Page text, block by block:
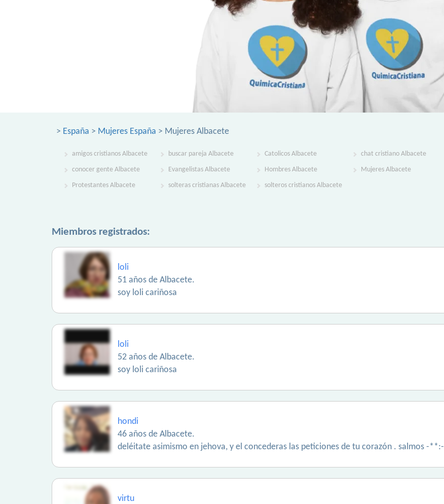
> España > Mujeres España > Mujeres Albacete
amigos cristianos Albacete buscar pareja Albacete Catolicos Albacete chat cristiano Albacete
conocer gente Albacete Evangelistas Albacete Hombres Albacete Mujeres Albacete
Protestantes Albacete solteras cristianas Albacete solteros cristianos Albacete
Miembros registrados:
loli
51 años de Albacete.
soy loli cariñosa
loli
52 años de Albacete.
soy loli cariñosa
hondi
46 años de Albacete.
deléitate asimismo en jehova, y el concederas las peticiones de tu corazón . salmos -**:-
virtu